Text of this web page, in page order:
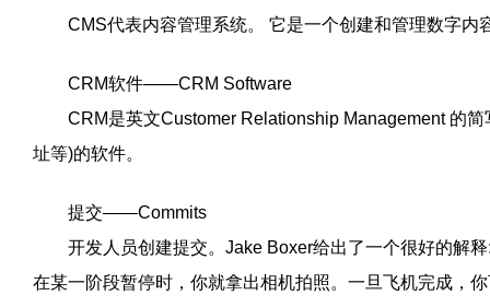
CMS代表内容管理系统。 它是一个创建和管理数字内
CRM软件——CRM Software
CRM是英文Customer Relationship Management 的简
址等)的软件。
提交——Commits
开发人员创建提交。Jake Boxer给出了一个很好的解释
在某一阶段暂停时，你就拿出相机拍照。一旦飞机完成，